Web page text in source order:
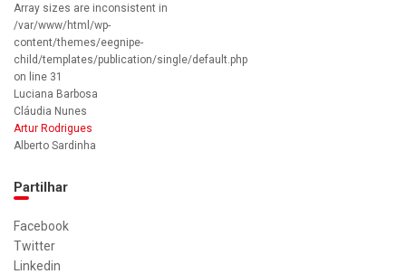
Array sizes are inconsistent in
/var/www/html/wp-
content/themes/eegnipe-
child/templates/publication/single/default.php
on line 31
Luciana Barbosa
Cláudia Nunes
Artur Rodrigues
Alberto Sardinha
Partilhar
Facebook
Twitter
Linkedin